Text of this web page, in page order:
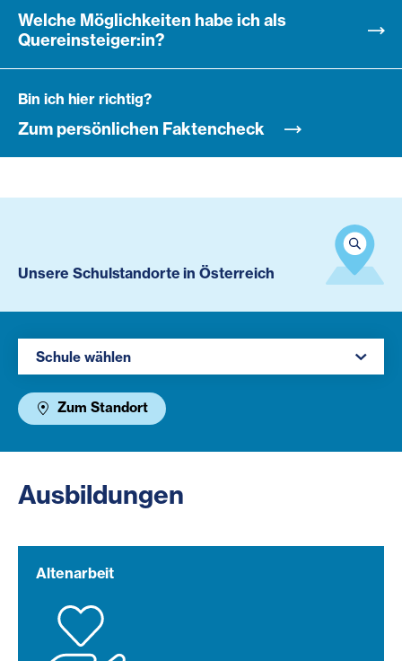
Welche Möglichkeiten habe ich als
Quereinsteiger:in?
Bin ich hier richtig?
Zum persönlichen Faktencheck
Unsere Schulstandorte in Österreich
Schule wählen
Zum Standort
Ausbildungen
Altenarbeit